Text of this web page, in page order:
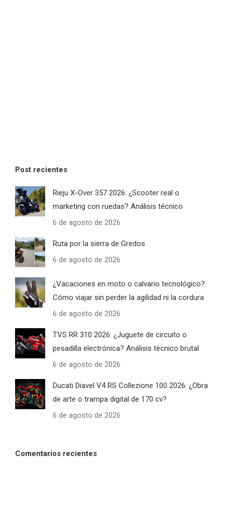
Post recientes
Rieju X-Over 357 2026: ¿Scooter real o
marketing con ruedas? Análisis técnico
6 de agosto de 2026
Ruta por la sierra de Gredos
6 de agosto de 2026
¿Vacaciones en moto o calvario tecnológico?
Cómo viajar sin perder la agilidad ni la cordura
6 de agosto de 2026
TVS RR 310 2026: ¿Juguete de circuito o
pesadilla electrónica? Análisis técnico brutal
6 de agosto de 2026
Ducati Diavel V4 RS Collezione 100 2026: ¿Obra
de arte o trampa digital de 170 cv?
6 de agosto de 2026
Comentarios recientes